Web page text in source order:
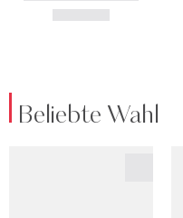
Beliebte Wahl